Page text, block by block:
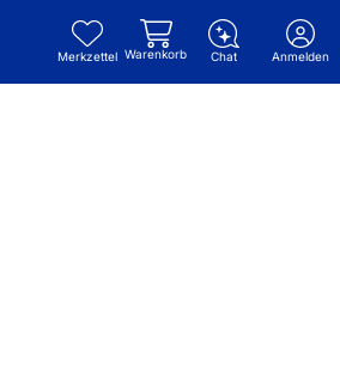
Merkzettel Warenkorb Chat Anmelden